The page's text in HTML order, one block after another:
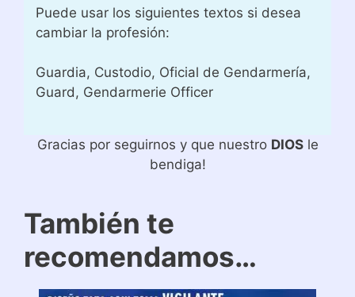
Puede usar los siguientes textos si desea
cambiar la profesión:
Guardia, Custodio, Oficial de Gendarmería,
Guard, Gendarmerie Officer
Gracias por seguirnos y que nuestro DIOSle
bendiga!
También te
recomendamos…